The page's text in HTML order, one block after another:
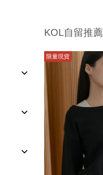
KOL自留推薦
限量現貨